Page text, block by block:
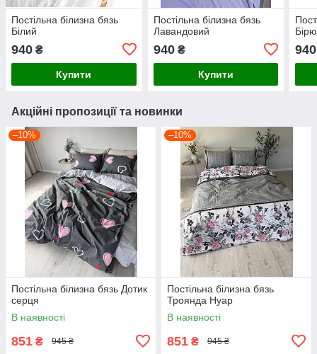
Постільна білизна бязь
Білий
940 ₴
Купити
Постільна білизна бязь
Лавандовий
940₴
Купити
940
Акційні пропозиції та новинки
–10%
Постільна білизна бязь Дотик
серця
В наявності
851 ₴ 945 ₴
–10%
Постільна білизна бязь
Троянда Нуар
В наявності
851 ₴ 945 ₴